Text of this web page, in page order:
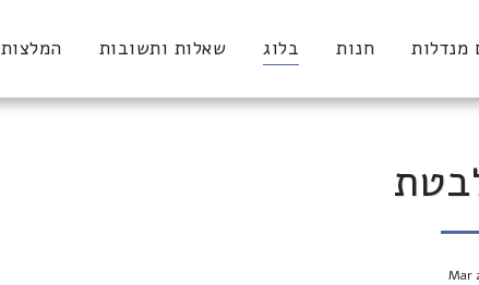
מנדלות חנות בלוג שאלות ותשובות המלצות
Mar